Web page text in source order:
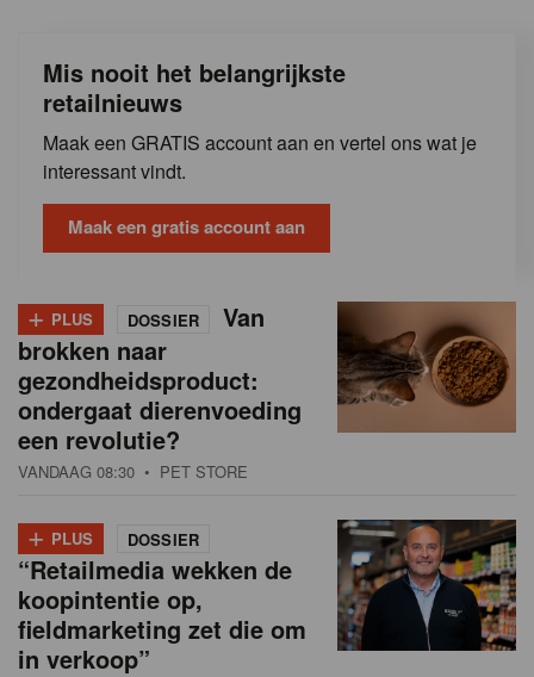
Mis nooit het belangrijkste
retailnieuws
Maak een GRATIS account aan en vertel ons wat je
interessant vindt.
Maak een gratis account aan
+ PLUS DOSSIER
Van
brokken naar
gezondheidsproduct:
ondergaat dierenvoeding
een revolutie?
VANDAAG 08:30 • PET STORE
+ PLUS DOSSIER
“Retailmedia wekken de
koopintentie op,
fieldmarketing zet die om
in verkoop”